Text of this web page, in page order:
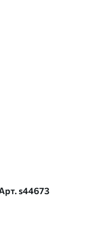
s44673